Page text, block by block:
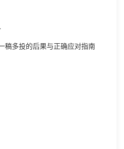
稿多投的后果与正确应对指南